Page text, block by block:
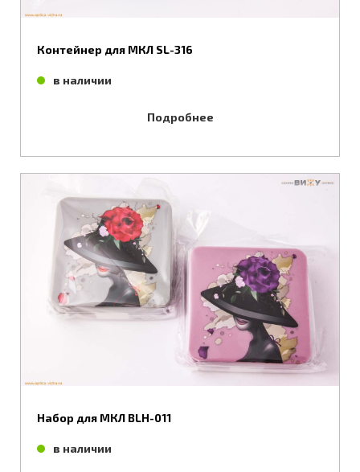
Контейнер для МКЛ SL-316
в наличии
Подробнее
Набор для МКЛ BLH-011
в наличии